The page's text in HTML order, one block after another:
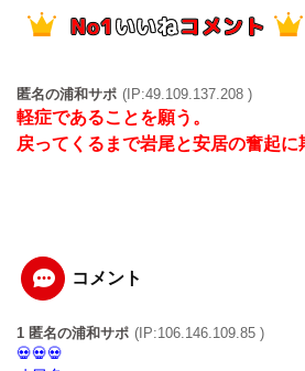
匿名の浦和サポ (IP:49.109.137.208 )
軽症であることを願う。
戻ってくるまで岩尾と安居の奮起に
コメント
1 匿名の浦和サポ (IP:106.146.109.85 )